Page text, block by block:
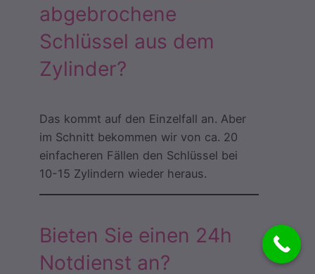
abgebrochene
Schlüssel aus dem
Zylinder?
Das kommt auf den Einzelfall an. Aber
im Schnitt bekommen wir von ca. 20
einfacheren Fällen den Schlüssel bei
10-15 Zylindern wieder heraus.
Bieten Sie einen 24h
Notdienst an?